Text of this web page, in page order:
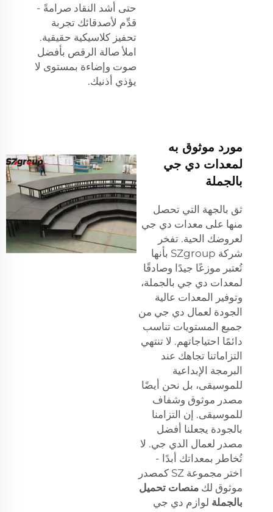
حتى أشد النقاد صرامةً -
قدِّم لأصدقائك تجربة
تحفيز كلاسيكية حقيقية.
املأ صالة الرقص بأفضل
صوت وإضاءة بمستوى لا
يؤذي أذنيك.
مورد موثوق به
لمعدات دي جي
بالجملة
ثق بالجهة التي تحصل
منها على معدات دي جي
لعروضك الحية. تفخر
شركة SZgroup بأنها
تُعتبر موزعًا جيدًا وصادقًا
لمعدات دي جي بالجملة،
وتوفير المعدات عالية
الجودة لعمال دي جي من
جميع المستويات تناسب
دائمًا احتياجاتهم. لا تنتهي
التزاماتنا تجاهك عند
البرمجة الإبداعية
للموسيقى، بل نحن أيضًا
مصدر موثوق وشفاف
للموسيقى. إن التزامنا
بالجودة يجعلنا أفضل
مصدر لعمال الدي جي. لا
تُخاطر بمعداتك أبدًا -
اختر مجموعة SZ كمصدر
موثوق لك منصات تحميل
بالجملة لوازم دي جي